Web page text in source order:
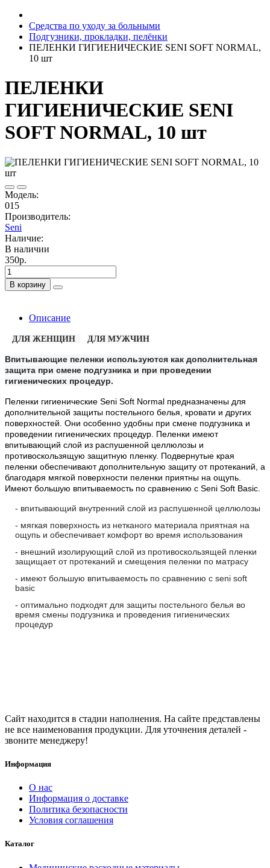
Средства по уходу за больными
Подгузники, прокладки, пелёнки
ПЕЛЕНКИ ГИГИЕНИЧЕСКИЕ SENI SOFT NORMAL,
10 шт
ПЕЛЕНКИ
ГИГИЕНИЧЕСКИЕ SENI
SOFT NORMAL, 10 шт
Модель:
015
Производитель:
Seni
Наличие:
В наличии
350р.
В корзину
Описание
ДЛЯ ЖЕНЩИН ДЛЯ МУЖЧИН
Впитывающие пеленки используются как дополнительная
защита при смене подгузника и при проведении
гигиенических процедур.
Пеленки гигиенические Seni Soft Normal предназначены для
дополнительной защиты постельного белья, кровати и других
поверхностей. Они особенно удобны при смене подгузника и
проведении гигиенических процедур. Пеленки имеют
впитывающий слой из распушенной целлюлозы и
противоскользящую защитную пленку. Подвернутые края
пеленки обеспечивают дополнительную защиту от протеканий, а
благодаря мягкой поверхности пеленки приятны на ощупь.
Имеют большую впитываемость по сравнению с Seni Soft Basic
- впитывающий внутренний слой из распушенной целлюлозы
- мягкая поверхность из нетканого материала приятная на
ощупь и обеспечивает комфорт во время использования
- внешний изолирующий слой из противоскользящей пленки
защищает от протеканий и смещения пеленки по матрасу
- имеют большую впитываемость по сравнению с seni soft
basic
- оптимально подходят для защиты постельного белья во
время смены подгузника и проведения гигиенических
процедур
Сайт находится в стадии наполнения. На сайте представлены
не все наименования продукции. Для уточнения деталей -
звоните менеджеру!
Информация
О нас
Информация о доставке
Политика безопасности
Условия соглашения
Каталог